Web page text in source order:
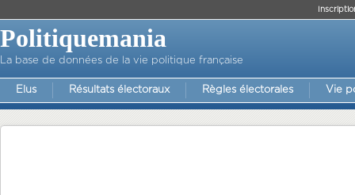
Politiquemania
La base de données de la vie politique française
Elus Résultats électoraux Règles électorales Vie